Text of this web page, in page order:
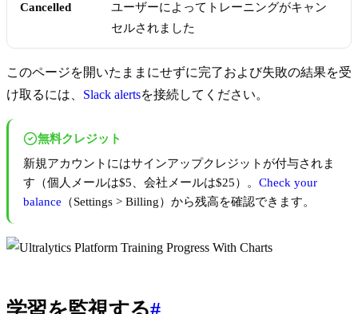
Cancelled
ユーザーによってトレーニングがキャン
セルされました
このページを開いたままにせずに完了および失敗の結果を受
け取るには、 Slack alertsを接続してください。
無料クレジット
新規アカウントにはサインアップクレジットが付与されま
す（個人メールは$5、会社メールは$25）。 Check your
balance （Settings > Billing）から残高を確認できます。